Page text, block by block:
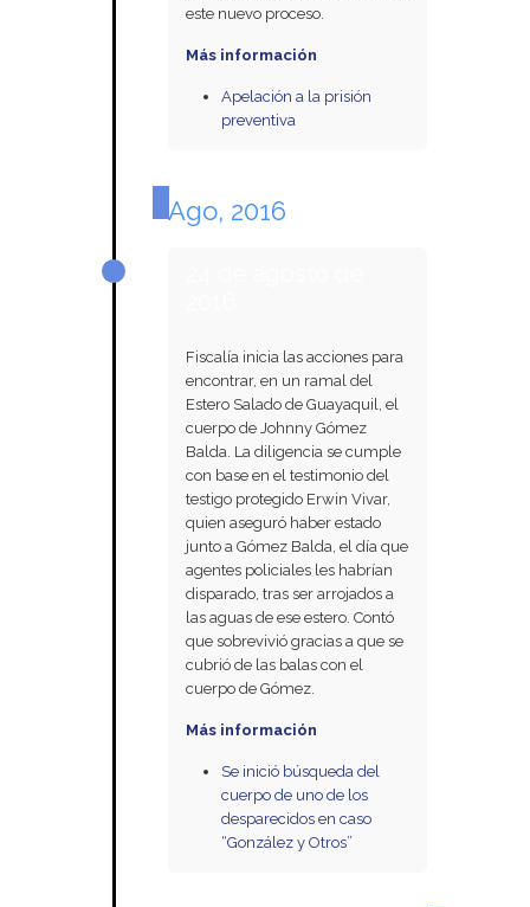
este nuevo proceso.
Más información
Apelación a la prisión
preventiva
Ago, 2016
Fiscalía inicia las acciones para
encontrar, en un ramal del
Estero Salado de Guayaquil, el
cuerpo de Johnny Gómez
Balda. La diligencia se cumple
con base en el testimonio del
testigo protegido Erwin Vivar,
quien aseguró haber estado
junto a Gómez Balda, el día que
agentes policiales les habrían
disparado, tras ser arrojados a
las aguas de ese estero. Contó
que sobrevivió gracias a que se
cubrió de las balas con el
cuerpo de Gómez.
Más información
Se inició búsqueda del
cuerpo de uno de los
desparecidos en caso
“González y Otros”